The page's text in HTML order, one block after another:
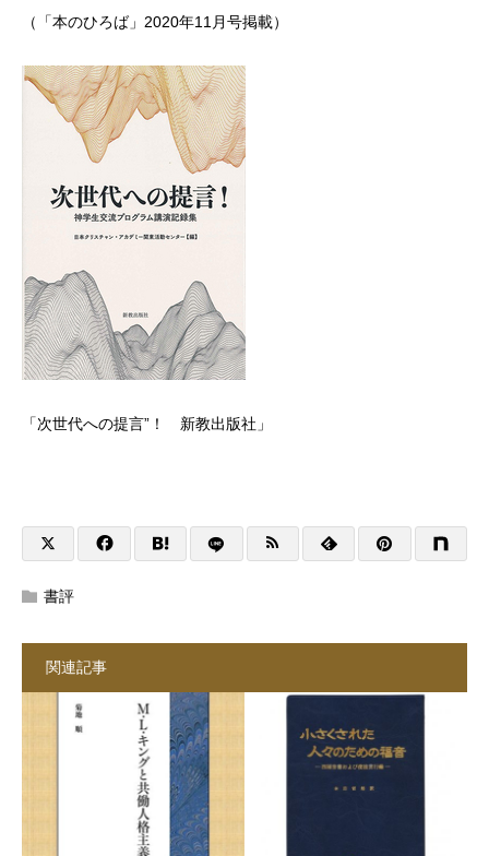
（「本のひろば」2020年11月号掲載）
「次世代への提言”！ 新教出版社」
書評
関連記事